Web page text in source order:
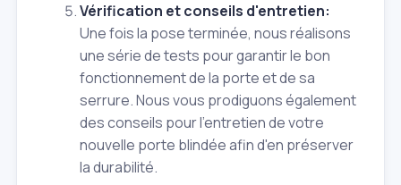
Vérification et conseils d'entretien:
Une fois la pose terminée, nous réalisons
une série de tests pour garantir le bon
fonctionnement de la porte et de sa
serrure. Nous vous prodiguons également
des conseils pour l'entretien de votre
nouvelle porte blindée afin d'en préserver
la durabilité.